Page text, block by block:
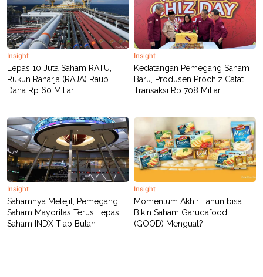
I
S
I
N
G
K
G
M
E
A
.
I
D
SITEMAP
USE
PEDOMAN
Insight
Lepas 10 Juta Saham RATU,
Rukun Raharja (RAJA) Raup
Dana Rp 60 Miliar
Insight
Kedatangan Pemegang Saham
Baru, Produsen Prochiz Catat
Transaksi Rp 708 Miliar
Insight
Sahamnya Melejit, Pemegang
Saham Mayoritas Terus Lepas
Saham INDX Tiap Bulan
Insight
Momentum Akhir Tahun bisa
Bikin Saham Garudafood
(GOOD) Menguat?